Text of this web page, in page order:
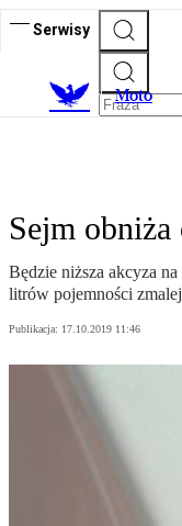
Serwisy
Moto
Sejm
Będzie niższa akcyza
litrów pojemności
Publikacja: 17.10.2019 11:46